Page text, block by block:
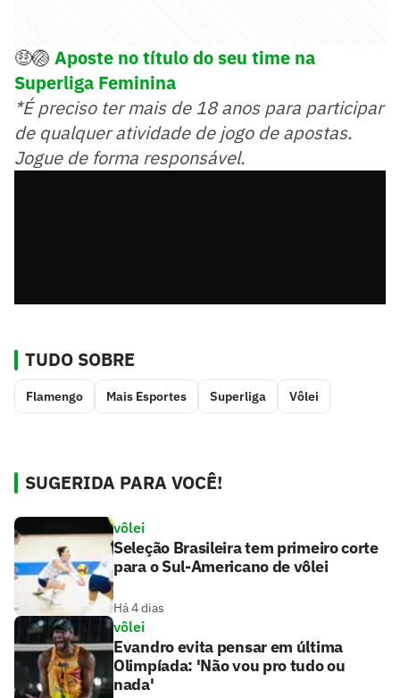
🤑🏐 Aposte no título do seu time na
Superliga Feminina
*É preciso ter mais de 18 anos para participar
de qualquer atividade de jogo de apostas.
Jogue de forma responsável.
TUDO SOBRE
Flamengo Mais Esportes Superliga Vôlei
SUGERIDA PARA VOCÊ!
vôlei
Seleção Brasileira tem primeiro corte
para o Sul-Americano de vôlei
Há 4 dias
vôlei
Evandro evita pensar em última
Olimpíada: 'Não vou pro tudo ou
nada'